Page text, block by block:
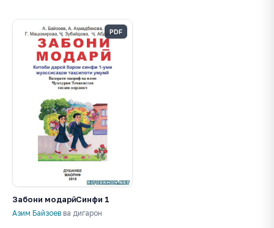
PDF
Забони модарӣ. Синфи 1
Азим Байзоев ва дигарон